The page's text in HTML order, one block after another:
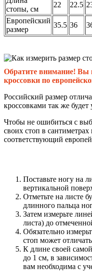
стопы, см
22 22.5
Европейский
размер
35.5 36
Обратите внимание! Вы
кроссовки по
Российский размер
кроссовками так же будет
Чтобы не ошибиться с
своих стоп в
соответствующий
Поставьте ногу на
вертикальной
Отметьте на листе
длинного пальца
Затем измерьте
листа) до
Обязательно
стоп может
К длине своей
до 1 см, в
вам необходима с